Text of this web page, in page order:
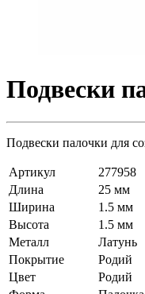
Подвески
Подвески палочки для
Артикул
277958
Длина
25 мм
Ширина
1.5 мм
Высота
1.5 мм
Металл
Латунь
Покрытие
Родий
Цвет
Родий